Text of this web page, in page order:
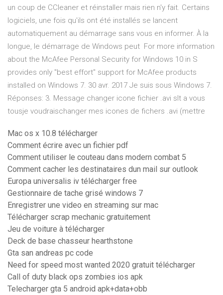
un coup de CCleaner et réinstaller mais rien n'y fait. Certains
logiciels, une fois qu'ils ont été installés se lancent
automatiquement au démarrage sans vous en informer. À la
longue, le démarrage de Windows peut For more information
about the McAfee Personal Security for Windows 10 in S
provides only "best effort" support for McAfee products
installed on Windows 7. 30 avr. 2017 Je suis sous Windows 7.
Réponses: 3. Message changer icone fichier .avi slt a vous
tousje voudraischanger mes icones de fichers .avi (mettre
Mac os x 10.8 télécharger
Comment écrire avec un fichier pdf
Comment utiliser le couteau dans modern combat 5
Comment cacher les destinataires dun mail sur outlook
Europa universalis iv télécharger free
Gestionnaire de tache grisé windows 7
Enregistrer une video en streaming sur mac
Télécharger scrap mechanic gratuitement
Jeu de voiture à télécharger
Deck de base chasseur hearthstone
Gta san andreas pc code
Need for speed most wanted 2020 gratuit télécharger
Call of duty black ops zombies ios apk
Telecharger gta 5 android apk+data+obb